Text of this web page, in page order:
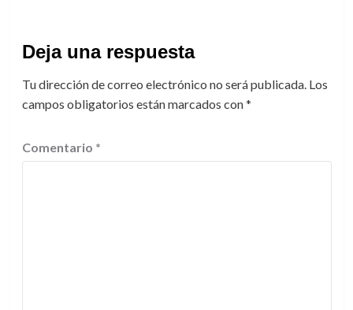
Deja una respuesta
Tu dirección de correo electrónico no será publicada. Los
campos obligatorios están marcados con*
Comentario *